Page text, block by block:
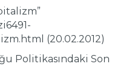
(20.02.2012)
Politikasındaki Son